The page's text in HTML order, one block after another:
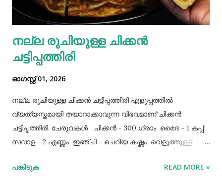
നല്ല രുചിയുള്ള ചിക്കൻ
ചട്ടിപ്പത്തിരി
ഓഗസ്റ്റ് 01, 2026
നല്ല രുചിയുള്ള ചിക്കൻ ചട്ടിപ്പത്തിരി എളുപ്പത്തിൽ
വ്യത്യസ്തമായി തയാറാക്കാവുന്ന വിഭവമാണ് ചിക്കൻ
ചട്ടിപ്പത്തിരി. ചേരുവകൾ ചിക്കൻ - 300 ഗ്രാം മൈദ - 1 കപ്പ്‌
സവാള - 2 എണ്ണം ഇഞ്ചി - ചെറിയ കഷ്ണം വെളുത്തുള്ളി - 5
വിധം ചിക്കൻ കുറച്ച് ഉപ്പും കുരുമുളകുപൊടിയും
പങ്കിടുക READ MORE »